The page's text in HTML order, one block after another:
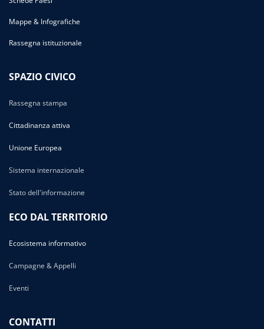
Mappe & Infografiche
Rassegna istituzionale
SPAZIO CIVICO
Rassegna stampa
Cittadinanza attiva
Unione Europea
Sistema internazionale
Stato dell'informazione
ECO DAL TERRITORIO
Ecosistema informativo
Campagne & Appelli
Eventi
CONTATTI